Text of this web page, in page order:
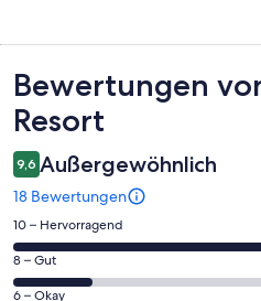
Bewertungen
Bewertungen
Resort
9,6 Außergewöhnlich
18 Bewertungen
14
von
insgesamt
18
10 – Hervorragend
3
von
8 – Gut
6 – Okay